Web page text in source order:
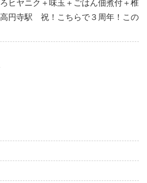
ヒヤニク＋味玉＋ごはん佃煮付＋椎
円寺駅 祝！こちらで３周年！この